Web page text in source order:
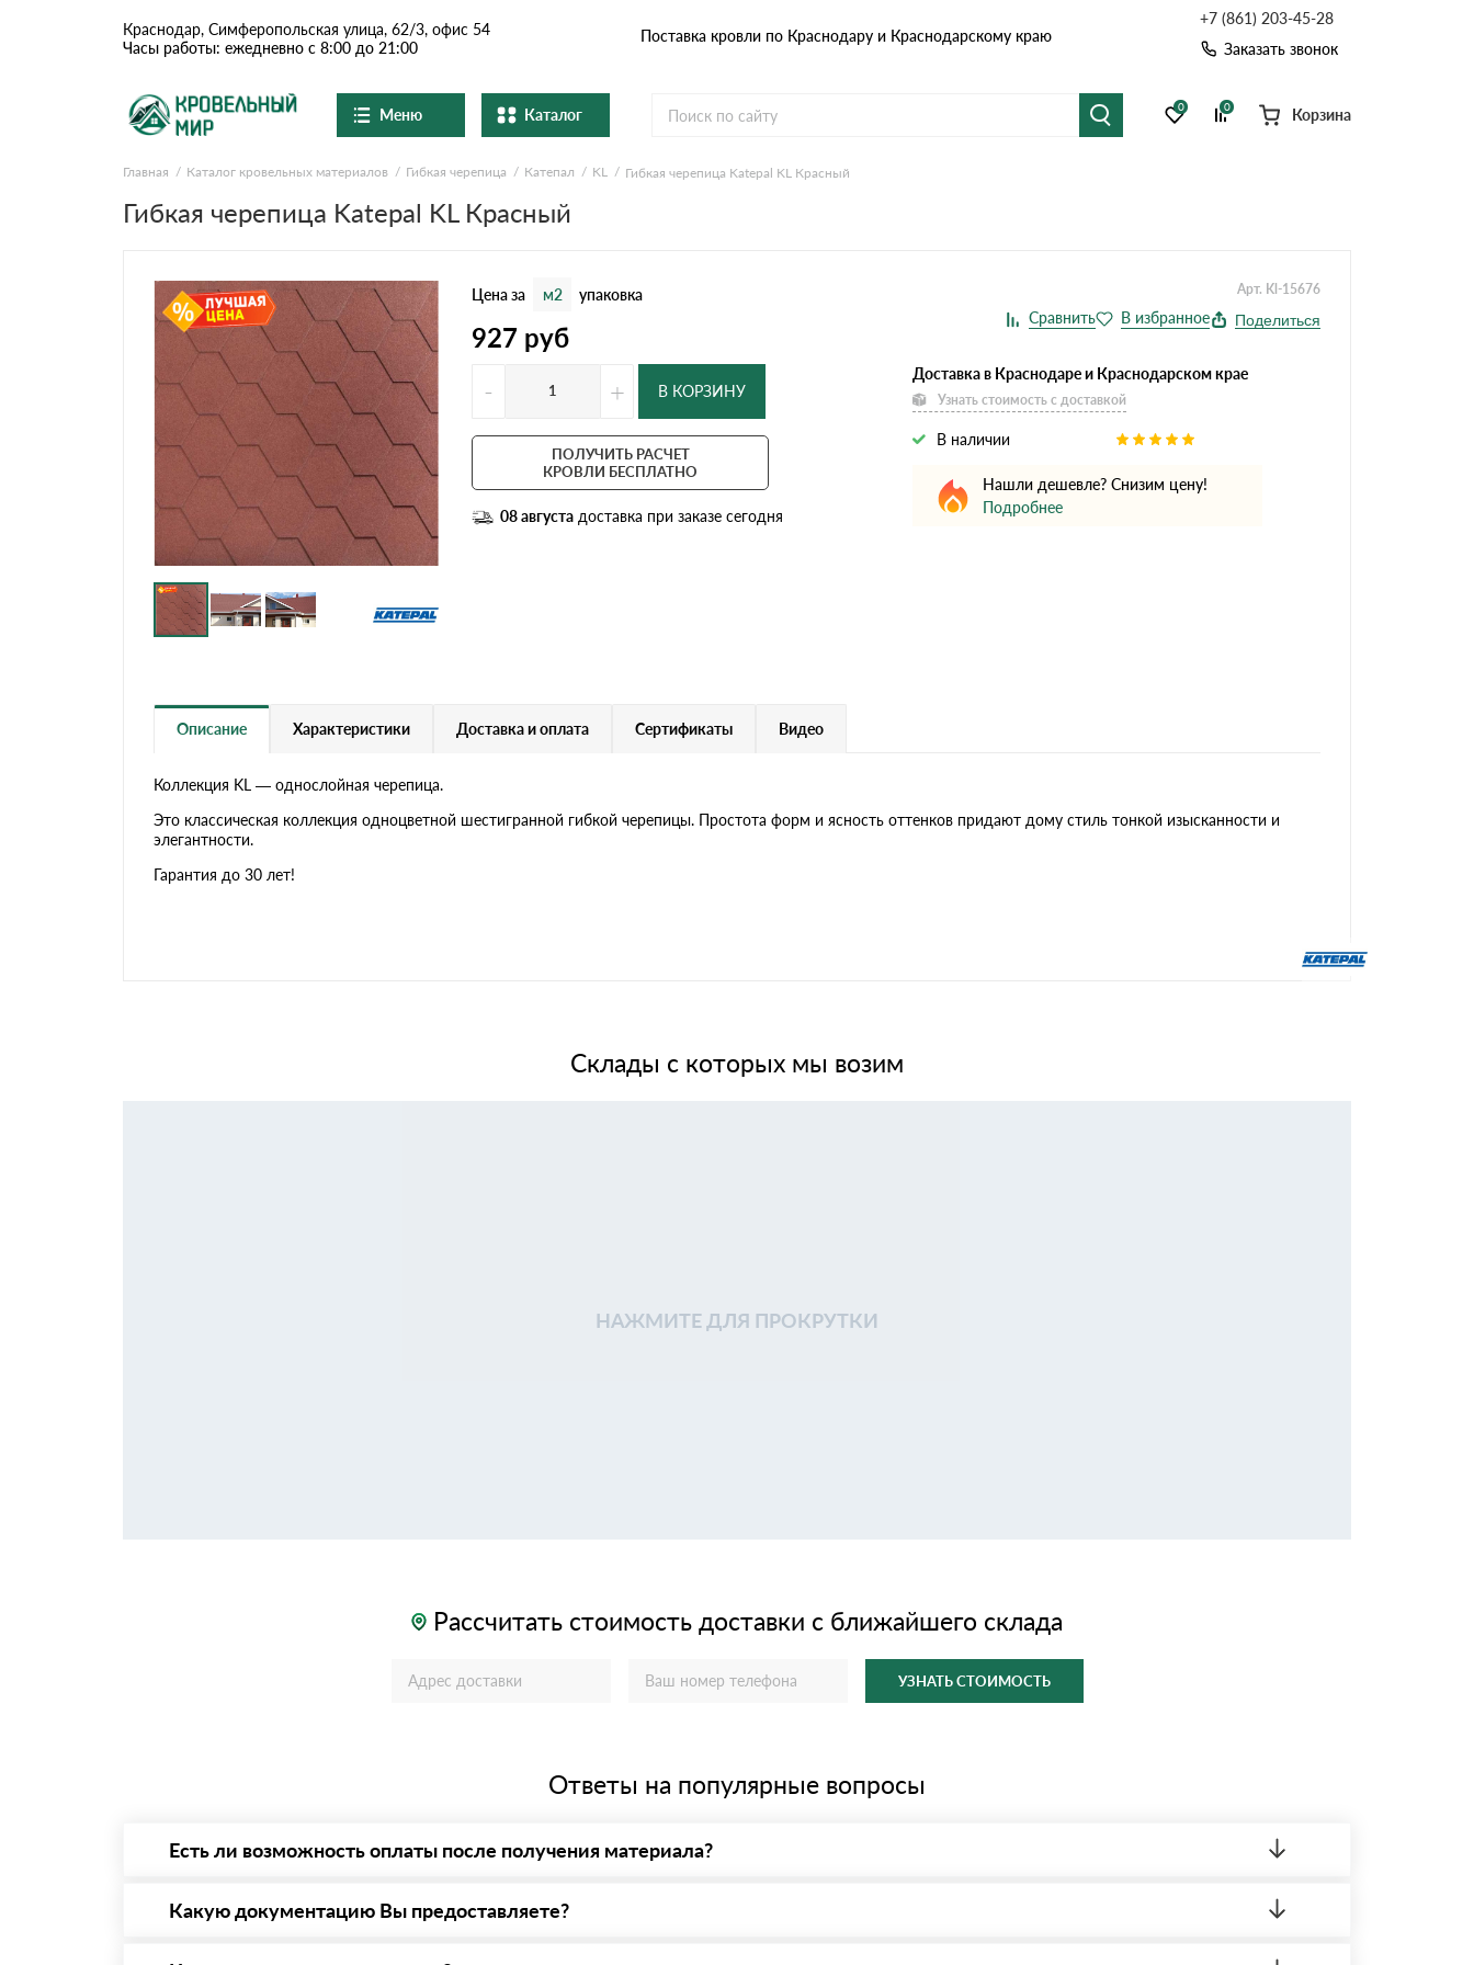
Поставка кровли по Краснодару и Краснодарскому краю
Краснодар, Симферопольская улица, 62/3, офис 54
Часы работы: ежедневно с 8:00 до 21:00
+7 (861) 203-45-28
Заказать звонок
Меню
О компании
Доставка и оплата
Вопросы-ответы
Каталог
Ондулин и шифер Металлочерепица
Сланцевая кровля Профнастил и штакетник Софиты
Доборные элементы Комплектующие
Ондулин
Черепица Ондулин Ондулин Смарт Ондутисс
Шифер
Шифер 7-волновой
0 0 Корзина
Главная Каталог кровельных материалов Гибкая черепица Катепал KL Гибкая черепица Katepal KL Красный
Гибкая черепица Katepal KL Красный
Цена за м2 упаковка
927 руб
Арт. Kl-15676
Поделиться
- + В КОРЗИНУ
ПОЛУЧИТЬ РАСЧЕТ
КРОВЛИ БЕСПЛАТНО
08 августа доставка при заказе сегодня
Доставка в Краснодаре и Краснодарском крае
Узнать стоимость с доставкой
В наличии
Нашли дешевле? Снизим цену!
Подробнее
Описание Характеристики Доставка и оплата Сертификаты Видео
Коллекция KL — однослойная черепица.
Это классическая коллекция одноцветной шестигранной гибкой черепицы. Простота форм и ясность оттенков придают дому стиль тонкой изысканности и
элегантности.
Гарантия до 30 лет!
Склады с которых мы возим
НАЖМИТЕ ДЛЯ ПРОКРУТКИ
Рассчитать стоимость доставки с ближайшего склада
УЗНАТЬ СТОИМОСТЬ
Ответы на популярные вопросы
Есть ли возможность оплаты после получения материала?
то Вы вправе от него отказаться.
Какую документацию Вы предоставляете?